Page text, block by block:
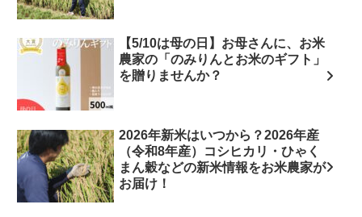
【5/10は母の日】お母さんに、お米
農家の「のみりんとお米のギフト」
を贈りませんか？
2026年新米はいつから？2026年産
（令和8年産）コシヒカリ・ひゃく
まん穀などの新米情報をお米農家が
お届け！